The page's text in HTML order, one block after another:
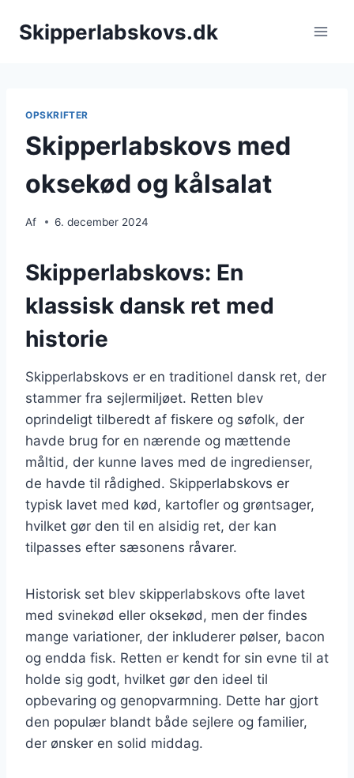
Skipperlabskovs.dk
OPSKRIFTER
Skipperlabskovs med
oksekød og kålsalat
Af 6. december 2024
Skipperlabskovs: En
klassisk dansk ret med
historie
Skipperlabskovs er en traditionel dansk ret, der
stammer fra sejlermiljøet. Retten blev
oprindeligt tilberedt af fiskere og søfolk, der
havde brug for en nærende og mættende
måltid, der kunne laves med de ingredienser,
de havde til rådighed. Skipperlabskovs er
typisk lavet med kød, kartofler og grøntsager,
hvilket gør den til en alsidig ret, der kan
tilpasses efter sæsonens råvarer.
Historisk set blev skipperlabskovs ofte lavet
med svinekød eller oksekød, men der findes
mange variationer, der inkluderer pølser, bacon
og endda fisk. Retten er kendt for sin evne til at
holde sig godt, hvilket gør den ideel til
opbevaring og genopvarmning. Dette har gjort
den populær blandt både sejlere og familier,
der ønsker en solid middag.